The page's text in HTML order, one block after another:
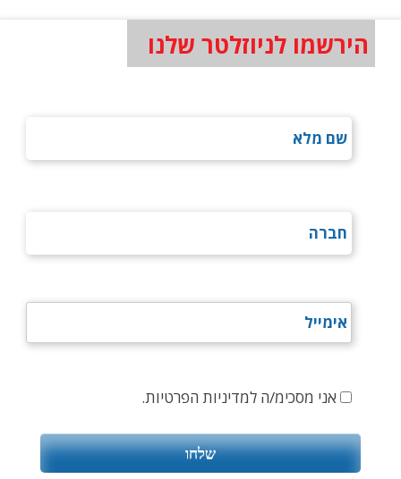
הירשמו לניוזלטר שלנו
אני מסכימ/ה למדיניות הפרטיות.